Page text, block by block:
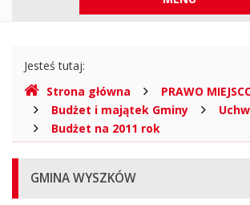
Gdzie
jesteśmy
Jesteś tutaj:
Strona główna
PRAWO
Budżet i majątek Gminy
Budżet na 2011 rok
Menu
główne
GMINA WYSZKÓW